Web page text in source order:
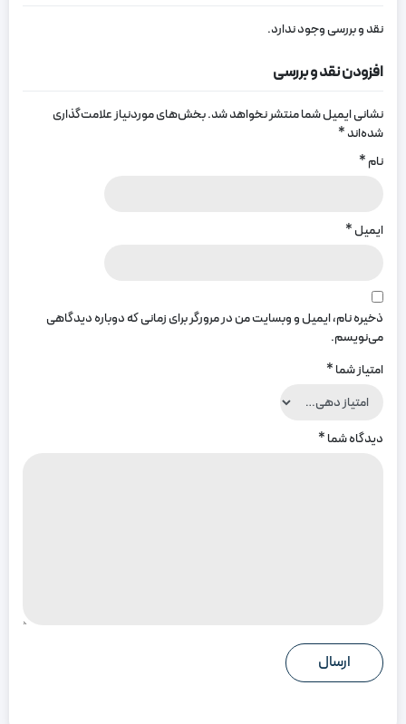
نقد و بررسی وجود ندارد.
افزودن نقد و بررسی
نشانی ایمیل شما منتشر نخواهد شد.بخش‌های موردنیاز علامت‌گذاری
شده‌اند*
نام*
ایمیل*
ذخیره نام، ایمیل و وبسایت من در مرورگر برای زمانی که دوباره دیدگاهی
می‌نویسم.
امتیاز شما*
دیدگاه شما*